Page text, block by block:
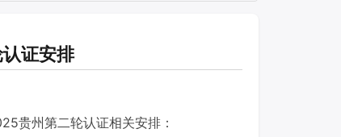
证安排
贵州第二轮认证相关安排：